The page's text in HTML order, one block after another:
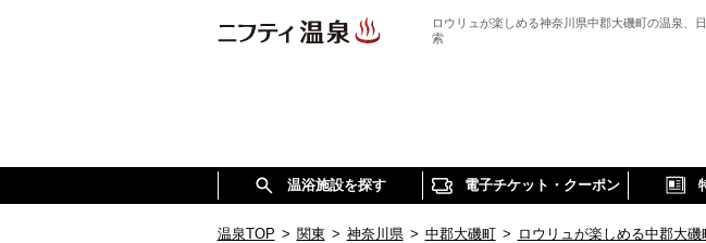
ロウリュが楽しめる神奈川県中郡大磯町の温泉、
索
温浴施設を探す 電子チケット・クーポン
温泉TOP > 関東 > 神奈川県 > 中郡大磯町 > ロウリュが楽しめる中郡大